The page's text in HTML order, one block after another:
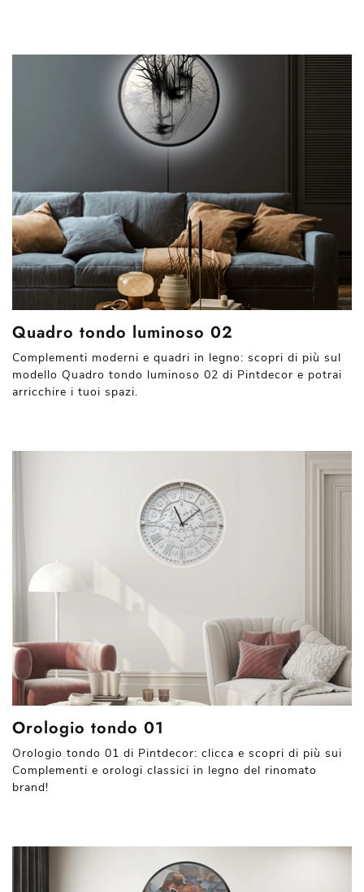
Quadro tondo luminoso 02
Complementi moderni e quadri in legno: scopri di più sul
modello Quadro tondo luminoso 02 di Pintdecor e potrai
arricchire i tuoi spazi.
Orologio tondo 01
Orologio tondo 01 di Pintdecor: clicca e scopri di più sui
Complementi e orologi classici in legno del rinomato
brand!